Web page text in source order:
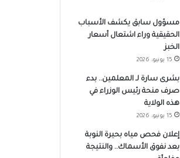
مسؤول سابق يكشف الأسباب
الحقيقية وراء اشتعال أسعار
الخبز
15 يونيو، 2026
بشرى سارة لـ المعلمين.. بدء
صرف منحة رئيس الوزراء في
هذه الولاية
15 يونيو، 2026
إعلان فحص مياه بحيرة النوبة
بعد نفوق الأسماك.. والنتيجة